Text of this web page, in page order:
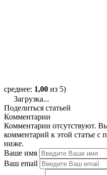
среднее: 1,00 из 5)
Загрузка...
Поделиться статьей
Комментарии
Комментарии отсутствуют.
комментарий к этой статье
ниже.
Ваше имя
Ваш email